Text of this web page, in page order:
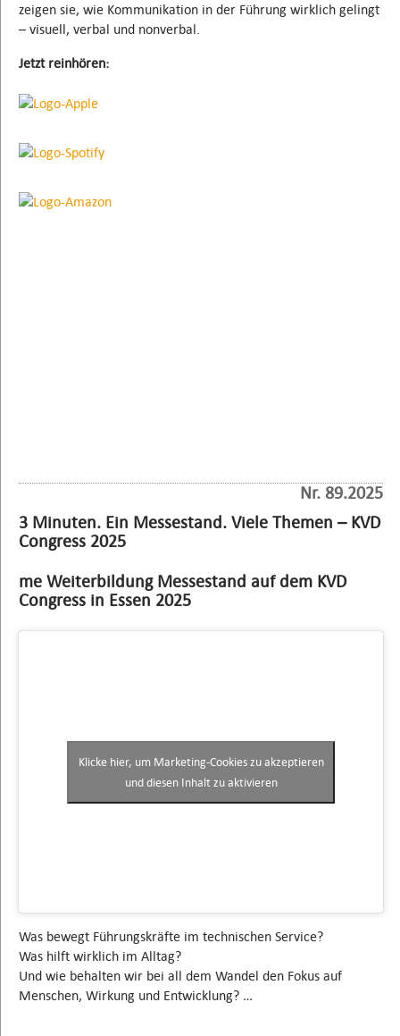
zeigen sie, wie Kommunikation in der Führung wirklich gelingt
– visuell, verbal und nonverbal.
Jetzt reinhören:
Nr. 89.2025
3 Minuten. Ein Messestand. Viele Themen – KVD
Congress 2025
me Weiterbildung Messestand auf dem KVD
Congress in Essen 2025
Klicke hier, um Marketing-Cookies zu akzeptieren
und diesen Inhalt zu aktivieren
Was bewegt Führungskräfte im technischen Service?
Was hilft wirklich im Alltag?
Und wie behalten wir bei all dem Wandel den Fokus auf
Menschen, Wirkung und Entwicklung? …